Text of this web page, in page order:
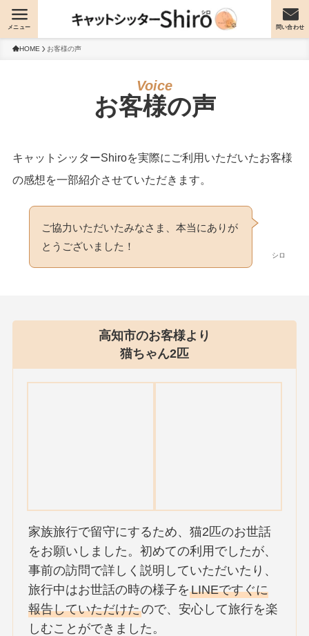
問い合わせ
メニュー
HOME お客様の声
お客様の声
キャットシッターShiroを実際にご利用いただいたお客様
の感想を一部紹介させていただきます。
シロ
ご協力いただいたみなさま、本当にありが
とうございました！
高知市のお客様より
猫ちゃん2匹
家族旅行で留守にするため、猫2匹のお世話
をお願いしました。初めての利用でしたが、
事前の訪問で詳しく説明していただいたり、
旅行中はお世話の時の様子をLINEですぐに
報告していただけたので、安心して旅行を楽
しむことができました。